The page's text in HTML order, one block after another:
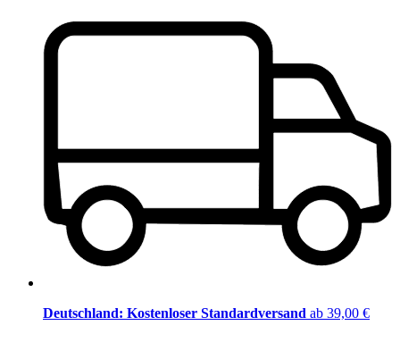
Deutschland: Kostenloser Standardversand ab 39,00 €